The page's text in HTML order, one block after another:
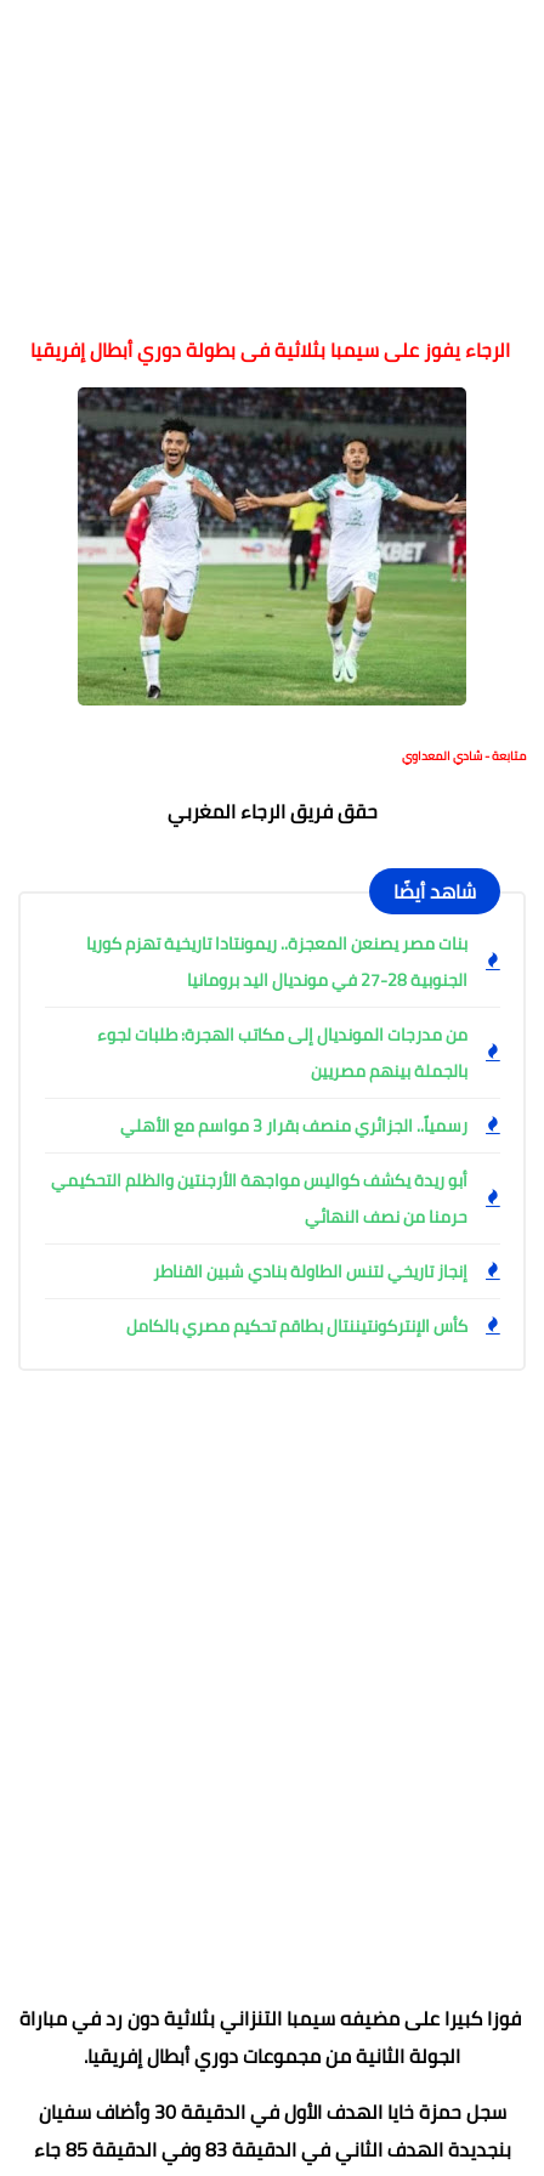
الرجاء يفوز على سيمبا بثلاثية فى بطولة دوري أبطال إفريقيا
متابعة - شادي المعداوي
حقق فريق الرجاء المغربي
شاهد أيضًا
بنات مصر يصنعن المعجزة.. ريمونتادا تاريخية تهزم كوريا
الجنوبية 28-27 في مونديال اليد برومانيا
من مدرجات المونديال إلى مكاتب الهجرة: طلبات لجوء
بالجملة بينهم مصريين
رسمياً.. الجزائري منصف بقرار 3 مواسم مع الأهلي
أبو ريدة يكشف كواليس مواجهة الأرجنتين والظلم التحكيمي
حرمنا من نصف النهائي
إنجاز تاريخي لتنس الطاولة بنادي شبين القناطر
كأس الإنتركونتيننتال بطاقم تحكيم مصري بالكامل
فوزا كبيرا على مضيفه سيمبا التنزاني بثلاثية دون رد في مباراة
الجولة الثانية من مجموعات دوري أبطال إفريقيا.
سجل حمزة خايا الهدف الأول في الدقيقة 30 وأضاف سفيان
بنجديدة الهدف الثاني في الدقيقة 83 وفي الدقيقة 85 جاء